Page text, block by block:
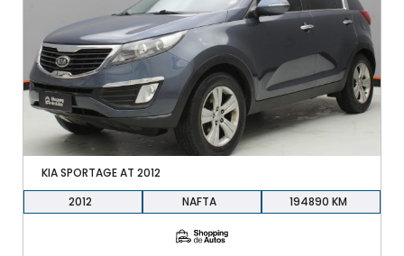
KIA SPORTAGE AT 2012
2012
NAFTA 194890